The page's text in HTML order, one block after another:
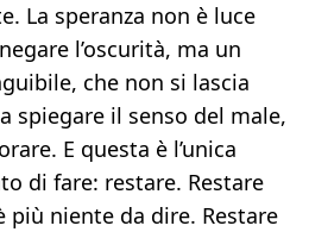
La speranza non è luce
l’oscurità, ma un
che non si lascia
spiegare il senso del male,
E questa è l’unica
di fare: restare. Restare
più niente da dire. Restare